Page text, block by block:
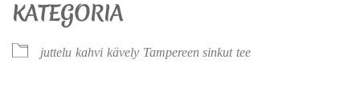
KATEGORIA
juttelu kahvi kävely Tampereen sinkut tee